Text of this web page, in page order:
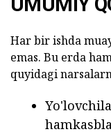
Har bir ishda
emas. Bu erda
quyidagi